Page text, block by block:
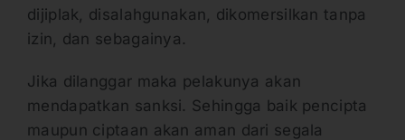
dijiplak, disalahgunakan, dikomersilkan tanpa
izin, dan sebagainya.
Jika dilanggar maka pelakunya akan
mendapatkan sanksi. Sehingga baik pencipta
maupun ciptaan akan aman dari segala